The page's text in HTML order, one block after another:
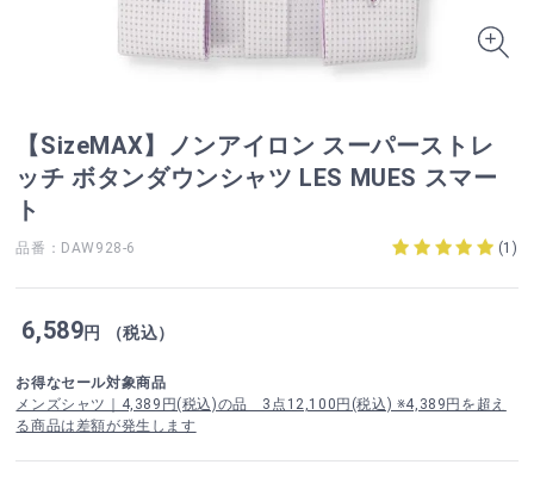
【SizeMAX】ノンアイロン スーパーストレ
ッチ ボタンダウンシャツ LES MUES スマー
ト
品番：DAW928-6 (1 )
6,589円 （税込）
お得なセール対象商品
メンズシャツ｜4,389円(税込)の品 3点12,100円(税込) ※4,389円を超え
る商品は差額が発生します